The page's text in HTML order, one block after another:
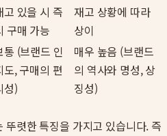
고 있을 시 즉
구매 가능
재고 상황에 따라
상이
통 (브랜드 인
도, 구매의 편
성)
매우 높음 (브랜드
의 역사와 명성, 상
징성)
렷한 특징을 가지고 있습니다. 즉